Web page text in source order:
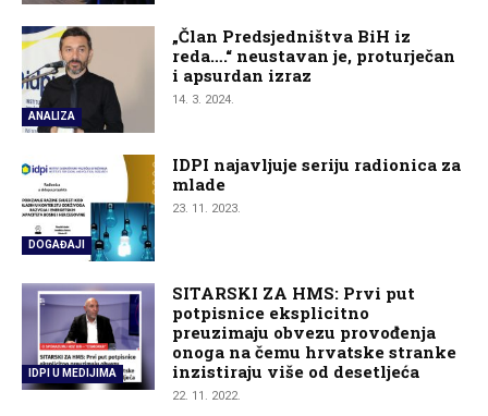
ANALIZA
„Član Predsjedništva BiH iz
reda….“ neustavan je, proturječan
i apsurdan izraz
14. 3. 2024.
DOGAĐAJI
IDPI najavljuje seriju radionica za
mlade
23. 11. 2023.
IDPI U MEDIJIMA
SITARSKI ZA HMS: Prvi put
potpisnice eksplicitno
preuzimaju obvezu provođenja
onoga na čemu hrvatske stranke
inzistiraju više od desetljeća
22. 11. 2022.